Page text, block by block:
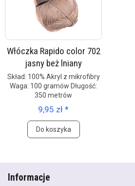
Włóczka Rapido color 702
jasny beż lniany
Skład: 100% Akryl z mikrofibry
Waga: 100 gramów Długość:
350 metrów
9,95 zł *
Do koszyka
Informacje